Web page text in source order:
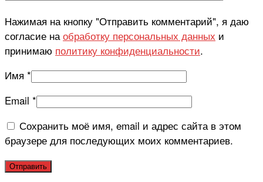
Нажимая на кнопку "Отправить комментарий", я даю
согласие наобработку персональных данных и
принимаю политику конфиденциальности.
Имя *
Email *
Сохранить моё имя, email и адрес сайта в этом
браузере для последующих моих комментариев.